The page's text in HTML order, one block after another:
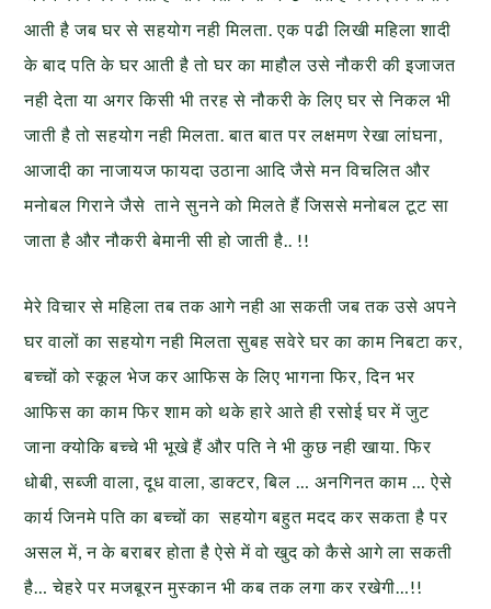
आती है जब घर से सहयोग नही मिलता. एक पढी लिखी महिला शादी
के बाद पति के घर आती है तो घर का माहौल उसे नौकरी की इजाजत
नही देता या अगर किसी भी तरह से नौकरी के लिए घर से निकल भी
जाती है तो सहयोग नही मिलता. बात बात पर लक्षमण रेखा लांघना,
आजादी का नाजायज फायदा उठाना आदि जैसे मन विचलित और
मनोबल गिराने जैसे ताने सुनने को मिलते हैं जिससे मनोबल टूट सा
जाता है और नौकरी बेमानी सी हो जाती है.. !!
मेरे विचार से महिला तब तक आगे नही आ सकती जब तक उसे अपने
घर वालों का सहयोग नही मिलता सुबह सवेरे घर का काम निबटा कर,
बच्चों को स्कूल भेज कर आफिस के लिए भागना फिर, दिन भर
आफिस का काम फिर शाम को थके हारे आते ही रसोई घर में जुट
जाना क्योकि बच्चे भी भूखे हैं और पति ने भी कुछ नही खाया. फिर
धोबी, सब्जी वाला, दूध वाला, डाक्टर, बिल … अनगिनत काम … ऐसे
कार्य जिनमे पति का बच्चों का सहयोग बहुत मदद कर सकता है पर
असल में, न के बराबर होता है ऐसे में वो खुद को कैसे आगे ला सकती
है… चेहरे पर मजबूरन मुस्कान भी कब तक लगा कर रखेगी…!!